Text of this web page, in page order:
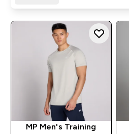
MP Men's Training